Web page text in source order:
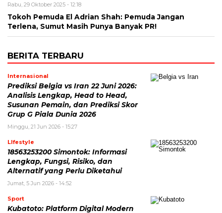
Rabu, 29 Oktober 2025 - 12:18
Tokoh Pemuda El Adrian Shah: Pemuda Jangan
Terlena, Sumut Masih Punya Banyak PR!
BERITA TERBARU
Internasional
Prediksi Belgia vs Iran 22 Juni 2026:
Analisis Lengkap, Head to Head,
Susunan Pemain, dan Prediksi Skor
Grup G Piala Dunia 2026
Minggu, 21 Jun 2026 - 15:27
LIfestyle
18563253200 Simontok: Informasi
Lengkap, Fungsi, Risiko, dan
Alternatif yang Perlu Diketahui
Jumat, 5 Jun 2026 - 14:52
Sport
Kubatoto: Platform Digital Modern